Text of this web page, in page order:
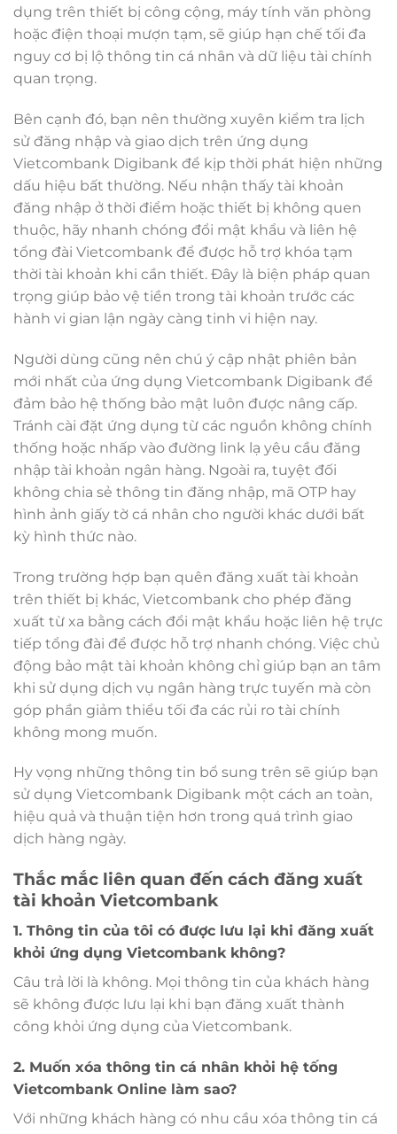
dụng trên thiết bị công cộng, máy tính văn phòng
hoặc điện thoại mượn tạm, sẽ giúp hạn chế tối đa
nguy cơ bị lộ thông tin cá nhân và dữ liệu tài chính
quan trọng.
Bên cạnh đó, bạn nên thường xuyên kiểm tra lịch
sử đăng nhập và giao dịch trên ứng dụng
Vietcombank Digibank để kịp thời phát hiện những
dấu hiệu bất thường. Nếu nhận thấy tài khoản
đăng nhập ở thời điểm hoặc thiết bị không quen
thuộc, hãy nhanh chóng đổi mật khẩu và liên hệ
tổng đài Vietcombank để được hỗ trợ khóa tạm
thời tài khoản khi cần thiết. Đây là biện pháp quan
trọng giúp bảo vệ tiền trong tài khoản trước các
hành vi gian lận ngày càng tinh vi hiện nay.
Người dùng cũng nên chú ý cập nhật phiên bản
mới nhất của ứng dụng Vietcombank Digibank để
đảm bảo hệ thống bảo mật luôn được nâng cấp.
Tránh cài đặt ứng dụng từ các nguồn không chính
thống hoặc nhấp vào đường link lạ yêu cầu đăng
nhập tài khoản ngân hàng. Ngoài ra, tuyệt đối
không chia sẻ thông tin đăng nhập, mã OTP hay
hình ảnh giấy tờ cá nhân cho người khác dưới bất
kỳ hình thức nào.
Trong trường hợp bạn quên đăng xuất tài khoản
trên thiết bị khác, Vietcombank cho phép đăng
xuất từ xa bằng cách đổi mật khẩu hoặc liên hệ trực
tiếp tổng đài để được hỗ trợ nhanh chóng. Việc chủ
động bảo mật tài khoản không chỉ giúp bạn an tâm
khi sử dụng dịch vụ ngân hàng trực tuyến mà còn
góp phần giảm thiểu tối đa các rủi ro tài chính
không mong muốn.
Hy vọng những thông tin bổ sung trên sẽ giúp bạn
sử dụng Vietcombank Digibank một cách an toàn,
hiệu quả và thuận tiện hơn trong quá trình giao
dịch hàng ngày.
Thắc mắc liên quan đến cách đăng xuất
tài khoản Vietcombank
1. Thông tin của tôi có được lưu lại khi đăng xuất
khỏi ứng dụng Vietcombank không?
Câu trả lời là không. Mọi thông tin của khách hàng
sẽ không được lưu lại khi bạn đăng xuất thành
công khỏi ứng dụng của Vietcombank.
2. Muốn xóa thông tin cá nhân khỏi hệ tống
Vietcombank Online làm sao?
Với những khách hàng có nhu cầu xóa thông tin cá